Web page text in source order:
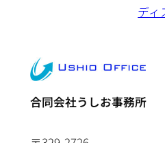
ディ
合同会社うしお事務所